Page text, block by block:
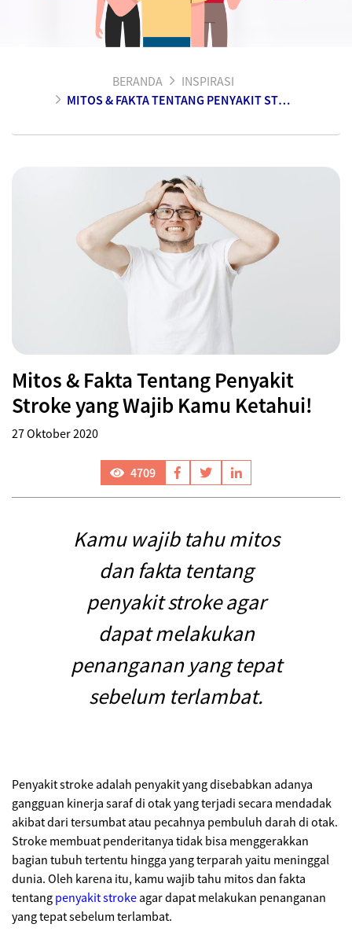
BERANDA
INSPIRASI
MITOS & FAKTA TENTANG PENYAKIT STROKE YANG WAJIB KAMU KETAHUI!
Mitos & Fakta Tentang Penyakit
Stroke yang Wajib Kamu Ketahui!
27 Oktober 2020
4709
Kamu wajib tahu mitos
dan fakta tentang
penyakit stroke agar
dapat melakukan
penanganan yang tepat
sebelum terlambat.
Penyakit stroke adalah penyakit yang disebabkan adanya
gangguan kinerja saraf di otak yang terjadi secara mendadak
akibat dari tersumbat atau pecahnya pembuluh darah di otak.
Stroke membuat penderitanya tidak bisa menggerakkan
bagian tubuh tertentu hingga yang terparah yaitu meninggal
dunia. Oleh karena itu, kamu wajib tahu mitos dan fakta
tentang penyakit stroke agar dapat melakukan penanganan
yang tepat sebelum terlambat.